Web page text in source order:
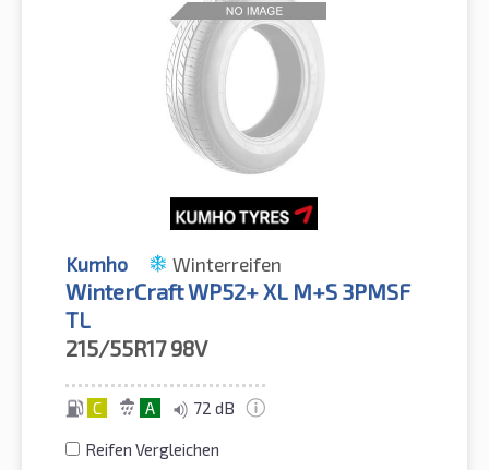
Kumho Winterreifen
WinterCraft WP52+ XL M+S 3PMSF
TL
215/55R17 98V
C A 72 dB
Reifen Vergleichen